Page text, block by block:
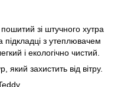
зі штучного хутра
підкладці з утеплювачем
і екологічно чистий.
який захистить від вітру.